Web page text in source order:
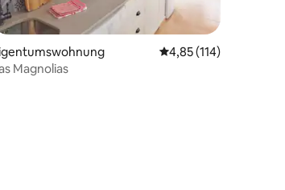
Bewertung: 4,98 von 5, 130 Bewertungen
Durchschnittliche
4,85 (114)
Magnolias